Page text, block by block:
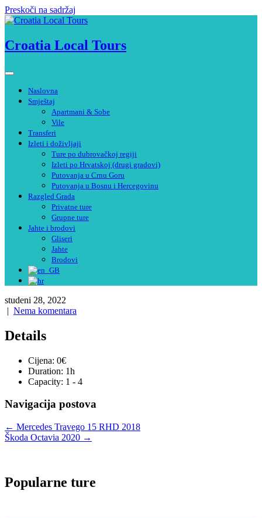
Preskoči na sadržaj
Croatia Local Tours
Naslovna
Smještaj
Apartmani & Sobe
Vile
Transferi
Izleti i doživljaji
Ture po dubrovačkoj regiji
Izleti po Hrvatskoj (drugi gradovi)
Putovanja u Crnu Goru
Putovanja u Bosnu i Hercegovinu
Razgled Grada
Privatne ture
Grupne ture
Jahte i brodovi
Gliseri
Jahte
Brodovi
studeni 28, 2022
| Nema komentara
Details
Cijena: 0€
Duration: 1h
Capacity: 1 - 4
Navigacija postova
← Mercedes Travego 15 RHD 2018
Škoda Octavia 2020 →
Popularne ture